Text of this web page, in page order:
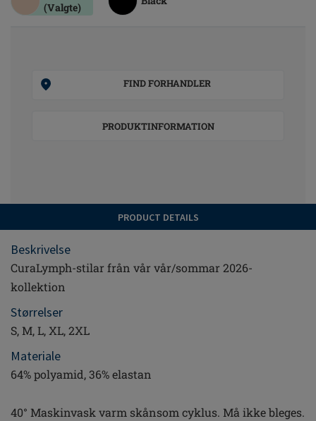
(Valgte)
FIND FORHANDLER
PRODUKTINFORMATION
PRODUCT DETAILS
Beskrivelse
CuraLymph-stilar från vår vår/sommar 2026-
kollektion
Størrelser
S, M, L, XL, 2XL
Materiale
64% polyamid, 36% elastan
40° Maskinvask varm skånsom cyklus. Må ikke bleges.